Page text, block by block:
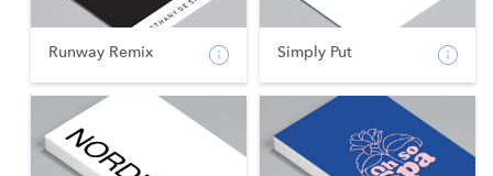
Runway Remix Simply Put